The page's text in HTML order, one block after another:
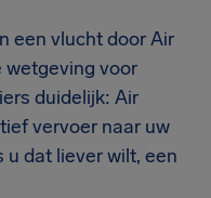
een vlucht door Air
wetgeving voor
duidelijk: Air
vervoer naar uw
u dat liever wilt, een